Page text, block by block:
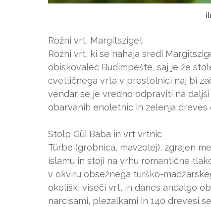
Rožni vrt, Margitsziget
Rožni vrt, ki se nahaja sredi
obiskovalec Budimpešte, saj je že
cvetličnega vrta v prestolnici naj bi
vendar se je vredno odpraviti na
obarvanih enoletnic in zelenja dreves
Stolp Gül Baba in vrt vrtnic
Türbe (grobnica, mavzolej), zgrajen
islamu in stoji na vrhu romantične
v okviru obsežnega turško-
okoliški viseči vrt, in danes andalgo
narcisami, plezalkami in 140 drevesi